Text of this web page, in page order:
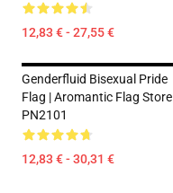
12,83 € - 27,55 €
Genderfluid Bisexual Pride
Flag | Aromantic Flag Store
PN2101
12,83 € - 30,31 €